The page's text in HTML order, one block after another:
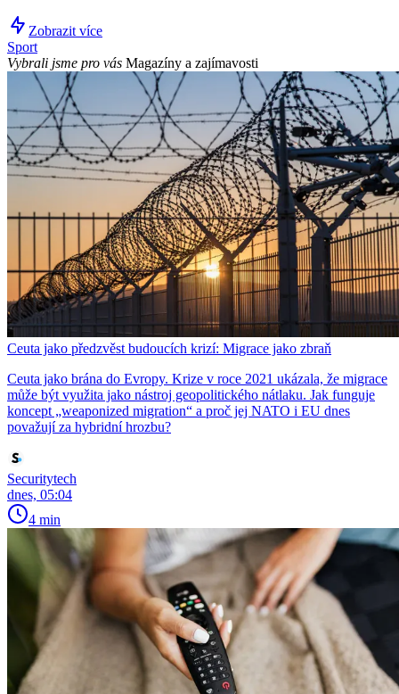
Zobrazit více
Sport
Vybrali jsme pro vás Magazíny a zajímavosti
Ceuta jako předzvěst budoucích krizí: Migrace jako zbraň
Ceuta jako brána do Evropy. Krize v roce 2021 ukázala, že migrace
může být využita jako nástroj geopolitického nátlaku. Jak funguje
koncept „weaponized migration“ a proč jej NATO i EU dnes
považují za hybridní hrozbu?
Securitytech
dnes, 05:04
4 min